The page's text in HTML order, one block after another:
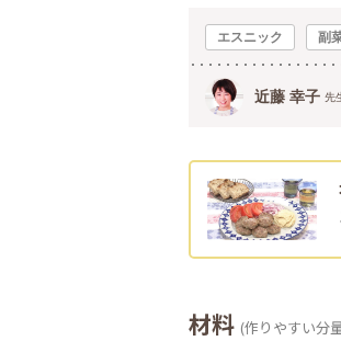
エスニック 副
近藤 幸子 先
材料 (作りやすい分